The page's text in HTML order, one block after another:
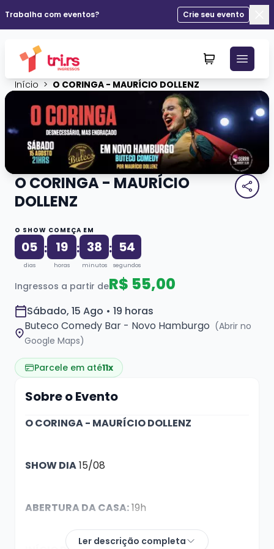
Trabalha com eventos?
Crie seu evento
Início > O CORINGA - MAURÍCIO DOLLENZ
O CORINGA - MAURÍCIO
DOLLENZ
O SHOW COMEÇA EM
05
dias
: 19
horas
: 38
minutos
: 53
segundos
Ingressos a partir deR$ 55,00
Sábado, 15 Ago • 19 horas
Buteco Comedy Bar - Novo Hamburgo (Abrir no
Google Maps)
Parcele em até11x
Sobre o Evento
O CORINGA - MAURÍCIO DOLLENZ
SHOW DIA15/08
ABERTURA DA CASA:19h
Ler descrição completa